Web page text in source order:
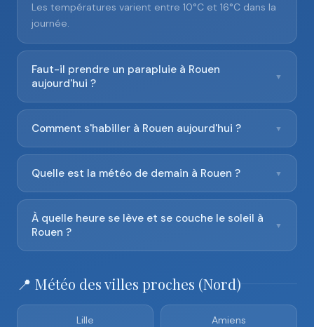
Les températures varient entre 10°C et 16°C dans la
journée.
Faut-il prendre un parapluie à Rouen
aujourd'hui ?
▼
Comment s'habiller à Rouen aujourd'hui ? ▼
Quelle est la météo de demain à Rouen ? ▼
À quelle heure se lève et se couche le soleil à
Rouen ?
▼
📍 Météo des villes proches (Nord)
Lille Amiens